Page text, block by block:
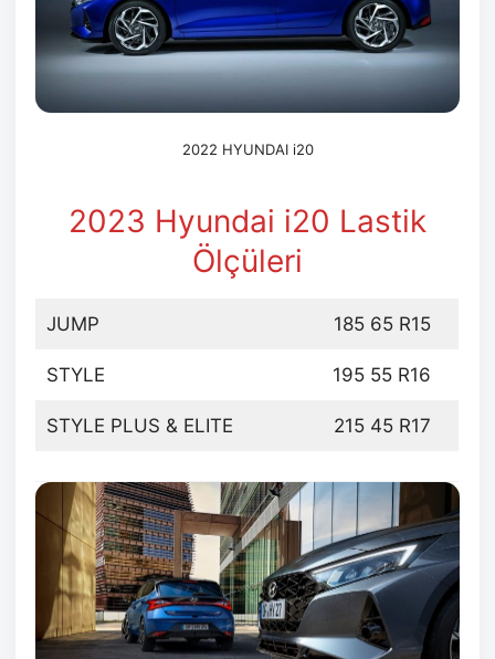
2022 HYUNDAI i20
2023 Hyundai i20 Lastik
Ölçüleri
JUMP 185 65 R15
STYLE 195 55 R16
STYLE PLUS & ELITE 215 45 R17